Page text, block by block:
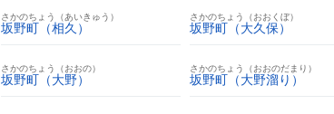
さかのちょう（あいきゅう）
坂野町（相久）
さかのちょう（おおくぼ）
坂野町（大久保）
さかのちょう（おおの）
坂野町（大野）
さかのちょう（おおのだまり）
坂野町（大野溜り）